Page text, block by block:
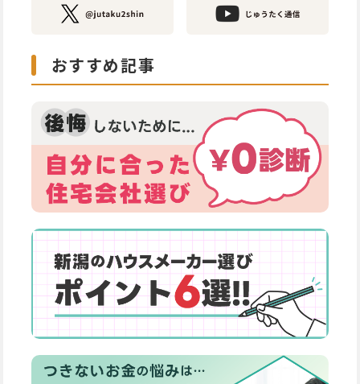
おすすめ記事